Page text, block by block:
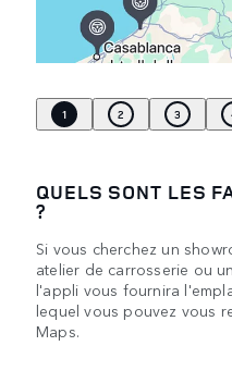
1 2 3
QUELS SONT LES
?
Si vous cherchez un
atelier de carrosserie ou
l'appli vous fournira
lequel vous pouvez vous
Maps.